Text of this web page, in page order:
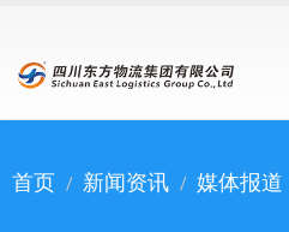
首页 新闻资讯 媒体报道